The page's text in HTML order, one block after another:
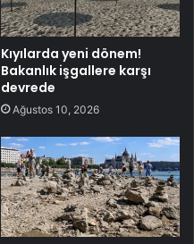
Kıyılarda yeni dönem!
Bakanlık işgallere karşı
devrede
Ağustos 10, 2026